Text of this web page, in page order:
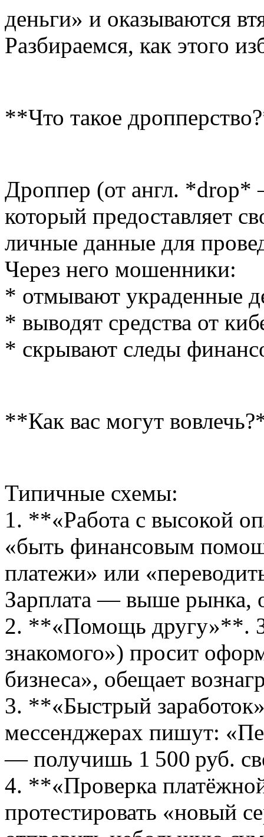
деньги» и оказываются
Разбираемся, как этого
**Что такое
Дроппер (от англ.
который предоставляет
личные данные для
Через него мошенники:
* отмывают украденные
* выводят средства от
* скрывают следы
**Как вас могут
Типичные схемы:
1. **«Работа с высокой
«быть финансовым
платежи» или
Зарплата — выше рынка,
2. **«Помощь другу»**.
знакомого») просит
бизнеса», обещает
3. **«Быстрый
мессенджерах пишут:
— получишь 1 500 руб.
4. **«Проверка
протестировать «новый